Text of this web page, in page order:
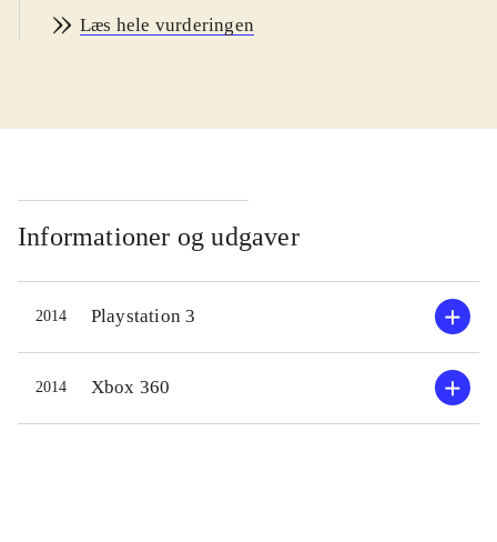
startede i 2009. Handlingen er tilbage
fra seriens forrige spil. Undervejs i
andre krigere, troldmænd og
overnaturlige væsner. Gennem kamp
tjener man XP, som kan bruges til
opgradering af evner. Historien leder
også helten på sporet af skjulte
skatte, så man kan opgradere sit
udstyr. Handlingen er til dels åben,
Læs hele vurderingen
Informationer og udgaver
2014 Playstation 3
2014 Xbox 360